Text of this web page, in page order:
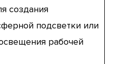
создания
подсветки или
рабочей